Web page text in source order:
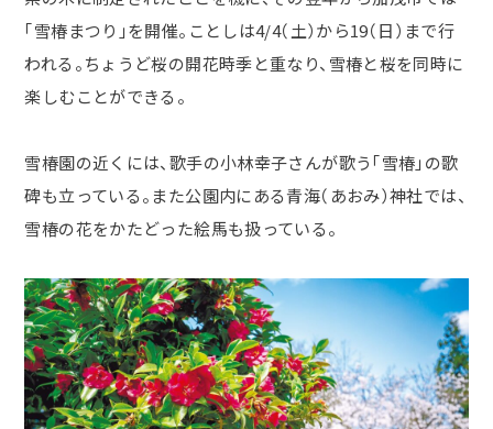
「雪椿まつり」を開催。ことしは4/4（土）から19（日）まで行
われる。ちょうど桜の開花時季と重なり、雪椿と桜を同時に
楽しむことができる。
雪椿園の近くには、歌手の小林幸子さんが歌う「雪椿」の歌
碑も立っている。また公園内にある青海（あおみ）神社では、
雪椿の花をかたどった絵馬も扱っている。